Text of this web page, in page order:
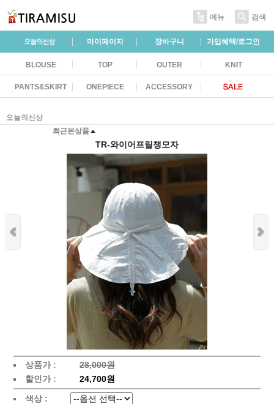
메뉴 검색
마이페이지 장바구니 가입혜택/로그인
BLOUSE TOP OUTER KNIT
PANTS&SKIRT ONEPIECE ACCESSORY
오늘의신상
최근본상품
TR-와이어프릴챙모자
상품가 :
28,000원
할인가 :
24,700원
색상 :